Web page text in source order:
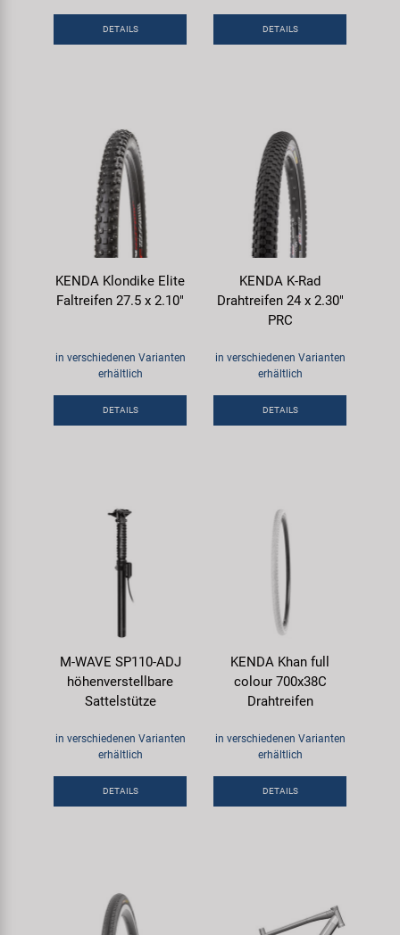
DETAILS DETAILS
KENDA Klondike Elite
Faltreifen 27.5 x 2.10"
in verschiedenen Varianten
erhältlich
DETAILS
KENDA K-Rad
Drahtreifen 24 x 2.30"
PRC
in verschiedenen Varianten
erhältlich
DETAILS
M-WAVE SP110-ADJ
höhenverstellbare
Sattelstütze
in verschiedenen Varianten
erhältlich
DETAILS
KENDA Khan full
colour 700x38C
Drahtreifen
in verschiedenen Varianten
erhältlich
DETAILS